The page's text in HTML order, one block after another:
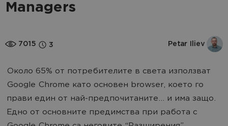
Managers
7015 3 Petar Iliev
Около 65% от потребителите в света използват
Google Chrome като основен browser, което го
прави един от най-предпочитаните... и има защо.
Едно от основните предимства при работа с